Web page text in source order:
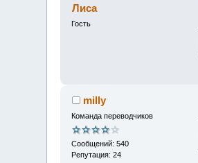
Лиса
Гость
milly
Команда переводчиков
Сообщений: 540
Репутация: 24